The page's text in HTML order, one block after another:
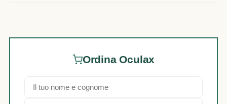
Ordina Oculax